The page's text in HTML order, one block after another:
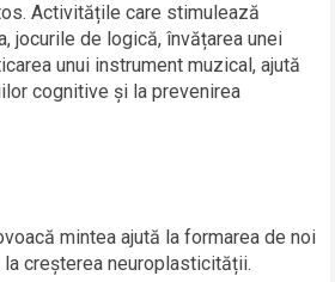
Activitățile care stimulează
jocurile de logică, învățarea unei
unui instrument muzical, ajută
cognitive și la prevenirea
mintea ajută la formarea de noi
creșterea neuroplasticității.